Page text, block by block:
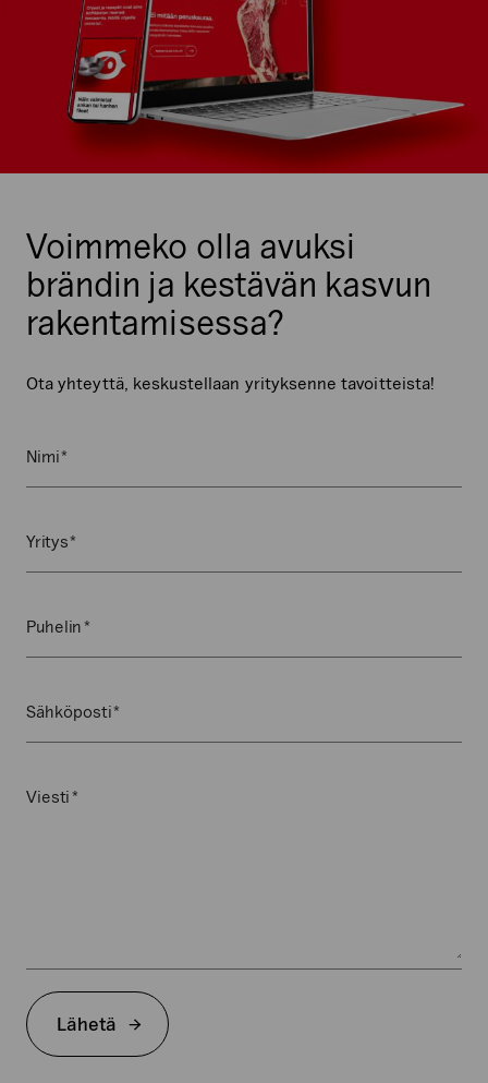
Voimmeko olla avuksi
brändin ja kestävän kasvun
rakentamisessa?
Ota yhteyttä, keskustellaan yrityksenne tavoitteista!
Nimi
Yritys
Puhelin
Sähköposti
Viesti
Lähetä